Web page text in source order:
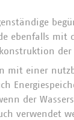
ebenfalls mit
der
mit einer
der
verwendet